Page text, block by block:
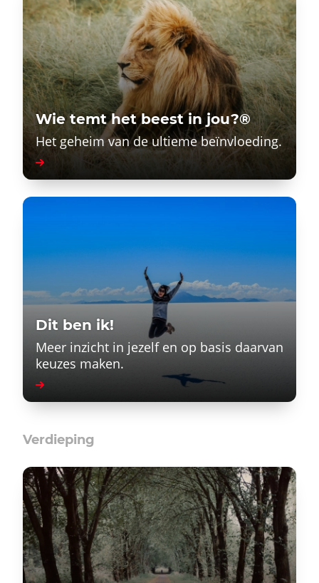
Wie temt het beest in jou?®
Het geheim van de ultieme beïnvloeding.
Dit ben ik!
Meer inzicht in jezelf en op basis daarvan
keuzes maken.
Verdieping